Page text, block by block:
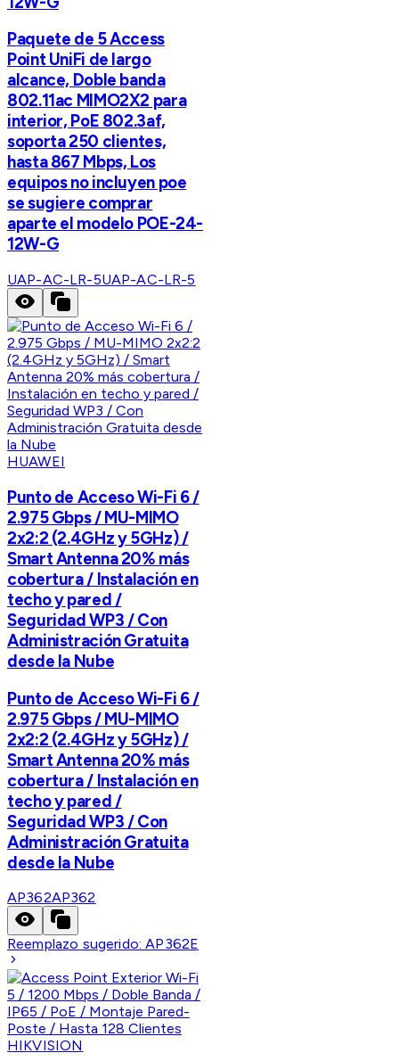
Paquete de 5 Access
Point UniFi de largo
alcance, Doble banda
802.11ac MIMO2X2 para
interior, PoE 802.3af,
soporta 250 clientes,
hasta 867 Mbps, Los
equipos no incluyen poe
se sugiere comprar
aparte el modelo POE-24-
12W-G
UAP-AC-LR-5UAP-AC-LR-5
HUAWEI
Punto de Acceso Wi-Fi 6 /
2.975 Gbps / MU-MIMO
2x2:2 (2.4GHz y 5GHz) /
Smart Antenna 20% más
cobertura / Instalación en
techo y pared /
Seguridad WP3 / Con
Administración Gratuita
desde la Nube
Punto de Acceso Wi-Fi 6 /
2.975 Gbps / MU-MIMO
2x2:2 (2.4GHz y 5GHz) /
Smart Antenna 20% más
cobertura / Instalación en
techo y pared /
Seguridad WP3 / Con
Administración Gratuita
desde la Nube
AP362AP362
Reemplazo sugerido:AP362E
HIKVISION